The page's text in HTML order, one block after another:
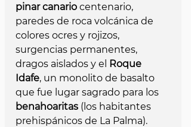
pinar canario centenario,
paredes de roca volcánica de
colores ocres y rojizos,
surgencias permanentes,
dragos aislados y el Roque
Idafe, un monolito de basalto
que fue lugar sagrado para los
benahoaritas (los habitantes
prehispánicos de La Palma).